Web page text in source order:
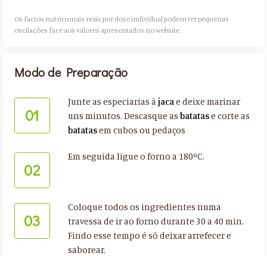
Os factos nutricionais reais por dose individual podem ter pequenas
oscilações face aos valores apresentados no website.​
Modo de Preparação
01
Junte as especiarias à jaca e deixe marinar
uns minutos. Descasque as batatase corte as
batatasem cubos ou pedaços
02
Em seguida ligue o forno a 180ºC.
03
Coloque todos os ingredientes numa
travessa de ir ao forno durante 30 a 40 min.
Findo esse tempo é só deixar arrefecer e
saborear.